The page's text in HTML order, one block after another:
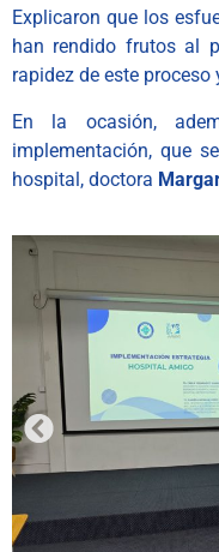
Explicaron que los
han rendido frutos al
rapidez de este
En la ocasión,
implementación, que
hospital, doctora